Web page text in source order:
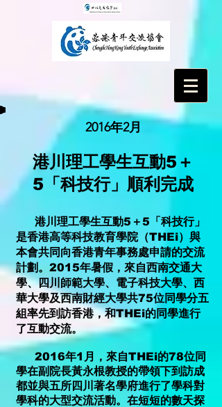
2016年2月
港川理工學生互動5＋
5「科技行」順利完成
港川理工學生互動5＋5「科技行」
是香港高等科技教育學院（THEi）與
本會共同向香港青年事務處申請的交流
計劃。2015年暑假，來自西南交通大
學、四川師範大學、電子科技大學、西
華大學及西南財經大學共75位同學分五
組率先到訪香港，和THEi的同學進行
了互動交流。
2016年1月，來自THEi的78位同
學在副院長黃永根教授的帶領下到訪成
都並與五所四川著名學府進行了學科對
學科的大型交流活動。在短短的數天探